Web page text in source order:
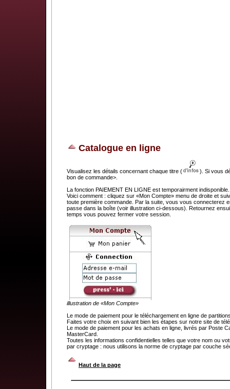
Catalogue en ligne
Visualisez les détails concernant chaque titre (
). Si vous
bon de commande>.
La fonction PAIEMENT EN LIGNE est temporairment
Voici comment : cliquez sur «Mon Compte» menu de droite et
toute première commande. Par la suite, vous vous connecterez
passe dans la boîte (voir illustration ci-dessous). Retournez
temps vous pouvez fermer votre session.
illustration de «Mon Compte»
Le mode de paiement pour le téléchargement en ligne de
Faites votre choix en suivant bien les étapes sur notre site de
Le mode de paiement pour les achats en ligne, livrés par Poste
MasterCard.
Toutes les informations confidentielles telles que votre nom ou
par cryptage : nous utilisons la norme de cryptage par couche
Haut de la page